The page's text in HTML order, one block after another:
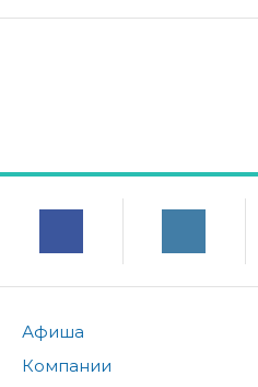
Афиша
Компании